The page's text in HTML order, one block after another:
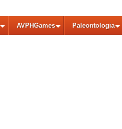
AVPHGames Paleontologia